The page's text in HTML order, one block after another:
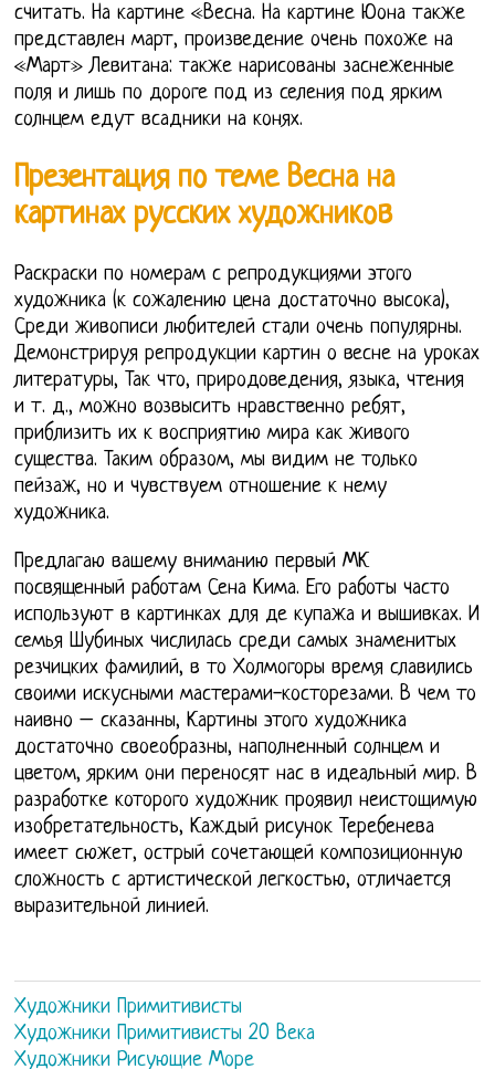
считать. На картине «Весна. На картине Юона также
представлен март, произведение очень похоже на
«Март» Левитана: также нарисованы заснеженные
поля и лишь по дороге под из селения под ярким
солнцем едут всадники на конях.
Презентация по теме Весна на
картинах русских художников
Раскраски по номерам с репродукциями этого
художника (к сожалению цена достаточно высока),
Среди живописи любителей стали очень популярны.
Демонстрируя репродукции картин о весне на уроках
литературы, Так что, природоведения, языка, чтения
и т. д., можно возвысить нравственно ребят,
приблизить их к восприятию мира как живого
существа. Таким образом, мы видим не только
пейзаж, но и чувствуем отношение к нему
художника.
Предлагаю вашему вниманию первый МК
посвященный работам Сена Кима. Его работы часто
используют в картинках для де купажа и вышивках. И
семья Шубиных числилась среди самых знаменитых
резчицких фамилий, в то Холмогоры время славились
своими искусными мастерами-косторезами. В чем то
наивно – сказанны, Картины этого художника
достаточно своеобразны, наполненный солнцем и
цветом, ярким они переносят нас в идеальный мир. В
разработке которого художник проявил неистощимую
изобретательность, Каждый рисунок Теребенева
имеет сюжет, острый сочетающей композиционную
сложность с артистической легкостью, отличается
выразительной линией.
Художники Примитивисты
Художники Примитивисты 20 Века
Художники Рисующие Море